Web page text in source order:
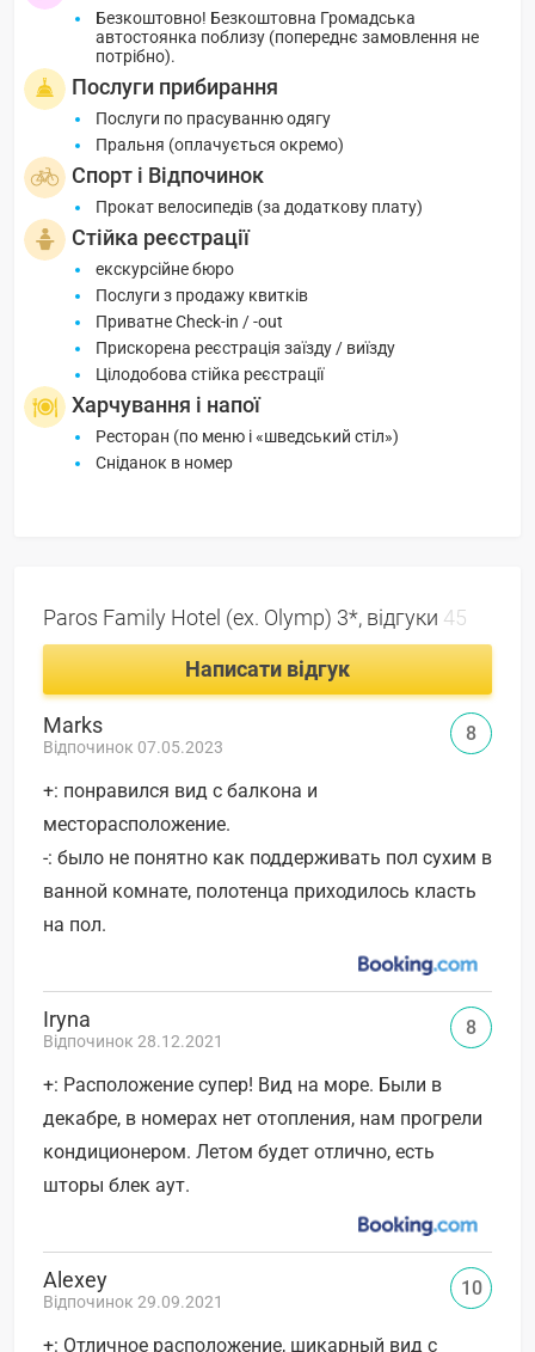
Безкоштовно! Безкоштовна Громадська
автостоянка поблизу (попереднє замовлення не
потрібно).
Послуги прибирання
Послуги по прасуванню одягу
Пральня (оплачується окремо)
Спорт і Відпочинок
Прокат велосипедів (за додаткову плату)
Стійка реєстрації
екскурсійне бюро
Послуги з продажу квитків
Приватне Check-in / -out
Прискорена реєстрація заїзду / виїзду
Цілодобова стійка реєстрації
Харчування і напої
Ресторан (по меню і «шведський стіл»)
Сніданок в номер
Paros Family Hotel (ex. Olymp) 3*, відгуки 45
Написати відгук
Marks
Відпочинок 07.05.2023
+: понравился вид с балкона и
месторасположение.
-: было не понятно как поддерживать пол сухим в
ванной комнате, полотенца приходилось класть
на пол.
8
Iryna
Відпочинок 28.12.2021
+: Расположение супер! Вид на море. Были в
декабре, в номерах нет отопления, нам прогрели
кондиционером. Летом будет отлично, есть
шторы блек аут.
8
Alexey
Відпочинок 29.09.2021
+: Отличное расположение, шикарный вид с
10